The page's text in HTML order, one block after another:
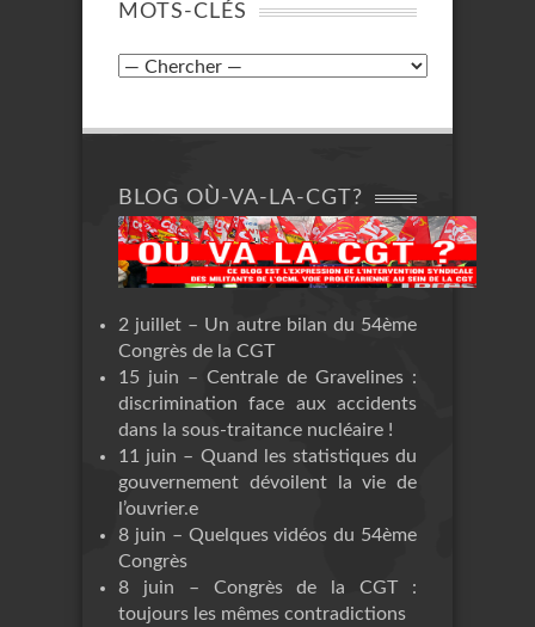
MOTS-CLÉS
BLOG OÙ-VA-LA-CGT?
2 juillet – Un autre bilan du 54ème
Congrès de la CGT
15 juin – Centrale de Gravelines :
discrimination face aux accidents
dans la sous-traitance nucléaire !
11 juin – Quand les statistiques du
gouvernement dévoilent la vie de
l’ouvrier.e
8 juin – Quelques vidéos du 54ème
Congrès
8 juin – Congrès de la CGT :
toujours les mêmes contradictions